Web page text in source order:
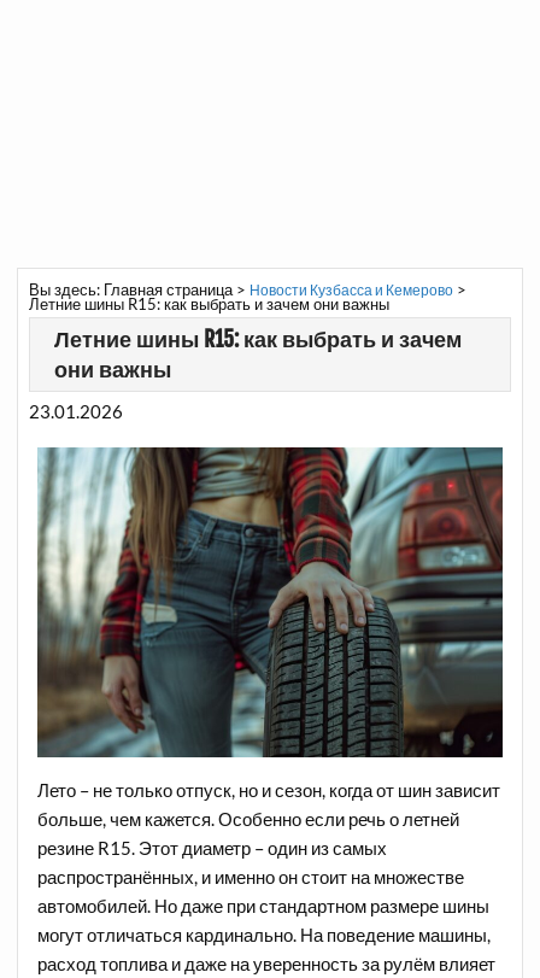
Вы здесь: Главная страница> Новости Кузбасса и Кемерово>
Летние шины R15: как выбрать и зачем они важны
Летние шины R15: как выбрать и зачем
они важны
23.01.2026
Лето – не только отпуск, но и сезон, когда от шин зависит
больше, чем кажется. Особенно если речь о летней
резине R15. Этот диаметр – один из самых
распространённых, и именно он стоит на множестве
автомобилей. Но даже при стандартном размере шины
могут отличаться кардинально. На поведение машины,
расход топлива и даже на уверенность за рулём влияет